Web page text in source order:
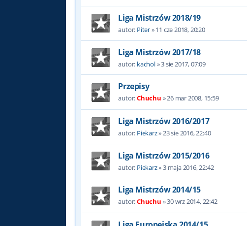
Liga Mistrzów 2018/19
autor: Piter»11 cze 2018, 20:20
Liga Mistrzów 2017/18
autor: kachol»3 sie 2017, 07:09
Przepisy
autor:Chuchu »26 mar 2008, 15:59
Liga Mistrzów 2016/2017
autor: Piekarz»23 sie 2016, 22:40
Liga Mistrzów 2015/2016
autor: Piekarz»3 maja 2016, 22:42
Liga Mistrzów 2014/15
autor:Chuchu »30 wrz 2014, 22:42